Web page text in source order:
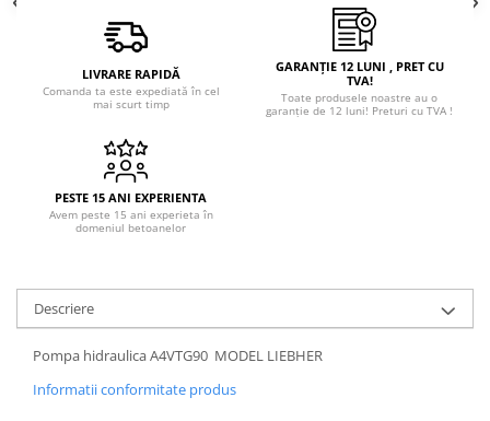
LIVRARE RAPIDĂ
Comanda ta este expediată în cel
mai scurt timp
GARANȚIE 12 LUNI , PRET CU
TVA!
Toate produsele noastre au o
garanție de 12 luni! Preturi cu TVA !
PESTE 15 ANI EXPERIENTA
Avem peste 15 ani experieta în
domeniul betoanelor
Descriere
Pompa hidraulica A4VTG90 MODEL LIEBHER
Informatii conformitate produs